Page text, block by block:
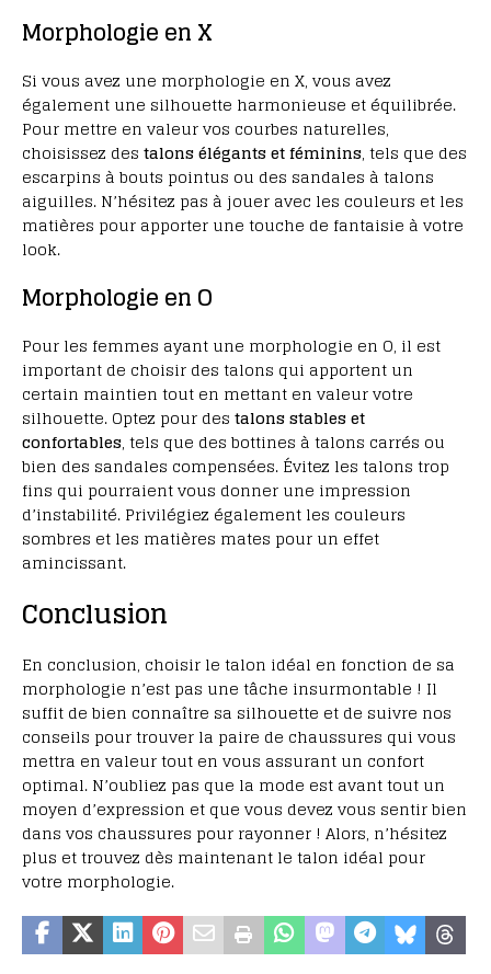
Morphologie en X
Si vous avez une morphologie en X, vous avez
également une silhouette harmonieuse et équilibrée.
Pour mettre en valeur vos courbes naturelles,
choisissez des talons élégants et féminins, tels que des
escarpins à bouts pointus ou des sandales à talons
aiguilles. N’hésitez pas à jouer avec les couleurs et les
matières pour apporter une touche de fantaisie à votre
look.
Morphologie en O
Pour les femmes ayant une morphologie en O, il est
important de choisir des talons qui apportent un
certain maintien tout en mettant en valeur votre
silhouette. Optez pour des talons stables et
confortables, tels que des bottines à talons carrés ou
bien des sandales compensées. Évitez les talons trop
fins qui pourraient vous donner une impression
d’instabilité. Privilégiez également les couleurs
sombres et les matières mates pour un effet
amincissant.
Conclusion
En conclusion, choisir le talon idéal en fonction de sa
morphologie n’est pas une tâche insurmontable ! Il
suffit de bien connaître sa silhouette et de suivre nos
conseils pour trouver la paire de chaussures qui vous
mettra en valeur tout en vous assurant un confort
optimal. N’oubliez pas que la mode est avant tout un
moyen d’expression et que vous devez vous sentir bien
dans vos chaussures pour rayonner ! Alors, n’hésitez
plus et trouvez dès maintenant le talon idéal pour
votre morphologie.